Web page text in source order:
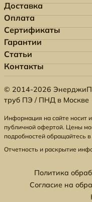
Доставка
Оплата
Сертификаты
Гарантии
Статьи
Контакты
© 2014-2026
труб ПЭ / ПНД в Москве
Информация на сайте носит
публичной офертой. Цены
подробностей обращайтесь
Отчетность и раскрытие
Политика
Согласие на